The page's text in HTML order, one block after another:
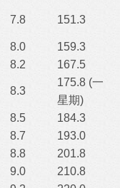
7.8 151.3
8.0
159.3
8.2 167.5
8.3
175.8 (一
星期)
8.5
184.3
8.7
193.0
8.8
201.8
9.0
210.8